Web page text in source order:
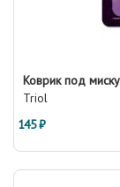
Коврик под
Triol
145 ₽